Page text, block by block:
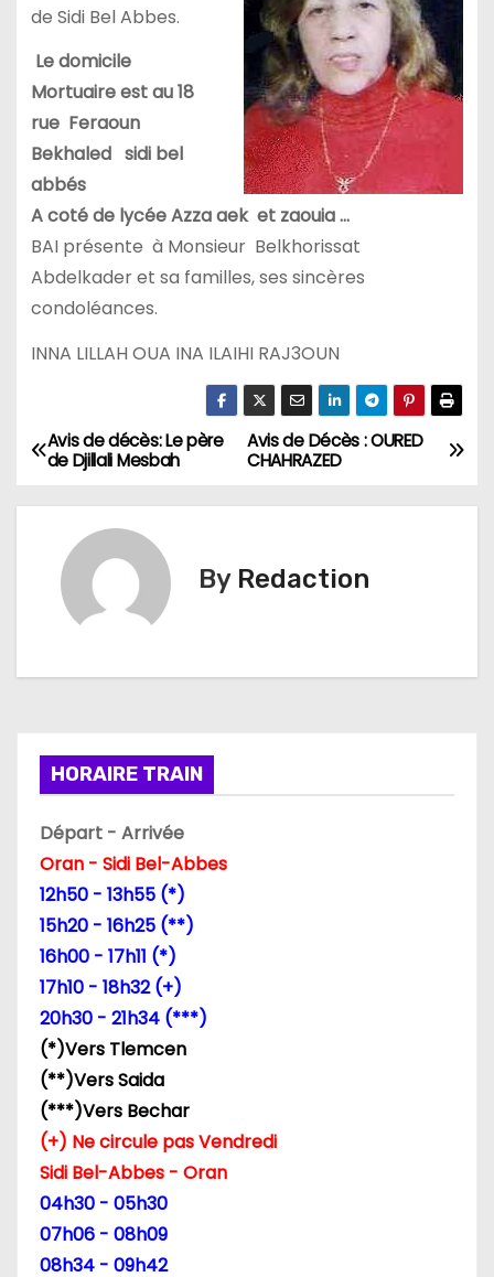
de Sidi Bel Abbes.
Le domicile
Mortuaire est au 18
rue Feraoun
Bekhaled sidi bel
abbés
A coté de lycée Azza aek et zaouia …
BAI présente à Monsieur Belkhorissat
Abdelkader et sa familles, ses sincères
condoléances.
INNA LILLAH OUA INA ILAIHI RAJ3OUN
N
a
a
o
n
d
e
a
r
t
Avis de Décès : OURED
CHAHRAZED
Avis de décès: Le père
de Djillali Mesbah
By Redaction
HORAIRE TRAIN
Départ - Arrivée
Oran - Sidi Bel-Abbes
12h50 - 13h55 (*)
15h20 - 16h25 (**)
16h00 - 17h11 (*)
17h10 - 18h32 (+)
20h30 - 21h34 (***)
(*)Vers Tlemcen
(**)Vers Saida
(***)Vers Bechar
(+) Ne circule pas Vendredi
Sidi Bel-Abbes - Oran
04h30 - 05h30
07h06 - 08h09
08h34 - 09h42